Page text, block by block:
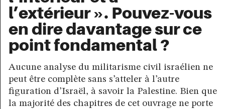
l’extérieur ». Pouvez-vous
en dire davantage sur ce
point fondamental ?
Aucune analyse du militarisme civil israélien ne
peut être complète sans s’atteler à l’autre
figuration d’Israël, à savoir la Palestine. Bien que
la majorité des chapitres de cet ouvrage ne porte